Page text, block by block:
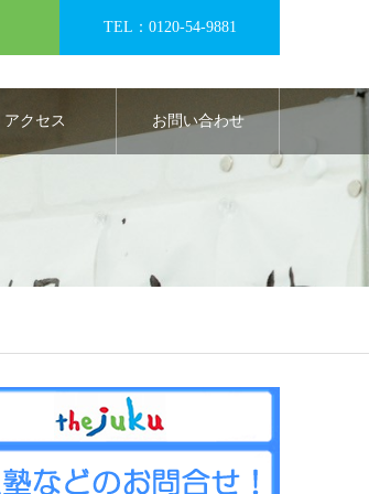
TEL：0120-54-9881
アクセス お問い合わせ